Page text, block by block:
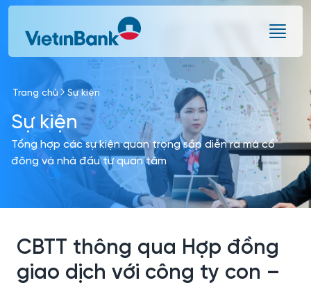
Skip to Main Content
Trang chủ Sự kiện
Sự kiện
Tổng hợp các sự kiện quan trọng sắp diễn ra mà cổ
đông và nhà đầu tư quan tâm
CBTT thông qua Hợp đồng
giao dịch với công ty con –